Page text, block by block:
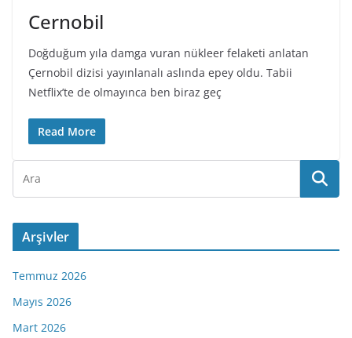
Cernobil
Doğduğum yıla damga vuran nükleer felaketi anlatan
Çernobil dizisi yayınlanalı aslında epey oldu. Tabii
Netflix’te de olmayınca ben biraz geç
Read More
Arşivler
Temmuz 2026
Mayıs 2026
Mart 2026